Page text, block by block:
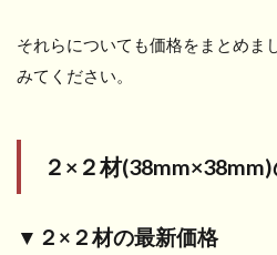
それらについても価格をまとめま
みてください。
２×２材(38mm×38mm)
▼２×２材の最新価格